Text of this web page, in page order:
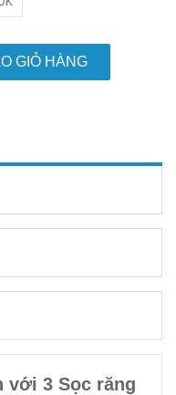
GIỎ HÀNG
với 3 Sọc răng